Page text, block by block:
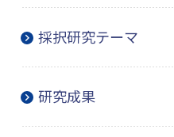
採択研究テーマ
研究成果